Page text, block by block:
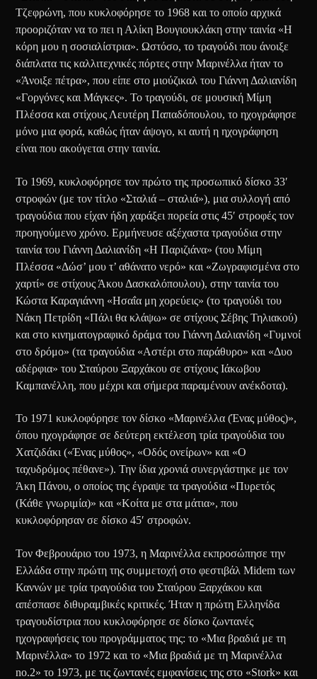
Τζεφρώνη, που κυκλοφόρησε το 1968 και το οποίο αρχικά
προοριζόταν να το πει η Αλίκη Βουγιουκλάκη στην ταινία «Η
κόρη μου η σοσιαλίστρια». Ωστόσο, το τραγούδι που άνοιξε
διάπλατα τις καλλιτεχνικές πόρτες στην Μαρινέλλα ήταν το
«Άνοιξε πέτρα», που είπε στο μιούζικαλ του Γιάννη Δαλιανίδη
«Γοργόνες και Μάγκες». Το τραγούδι, σε μουσική Μίμη
Πλέσσα και στίχους Λευτέρη Παπαδόπουλου, το ηχογράφησε
μόνο μια φορά, καθώς ήταν άψογο, κι αυτή η ηχογράφηση
είναι που ακούγεται στην ταινία.
Το 1969, κυκλοφόρησε τον πρώτο της προσωπικό δίσκο 33′
στροφών (με τον τίτλο «Σταλιά – σταλιά»), μια συλλογή από
τραγούδια που είχαν ήδη χαράξει πορεία στις 45′ στροφές τον
προηγούμενο χρόνο. Ερμήνευσε αξέχαστα τραγούδια στην
ταινία του Γιάννη Δαλιανίδη «Η Παριζιάνα» (του Μίμη
Πλέσσα «Δώσ’ μου τ’ αθάνατο νερό» και «Ζωγραφισμένα στο
χαρτί» σε στίχους Άκου Δασκαλόπουλου), στην ταινία του
Κώστα Καραγιάννη «Ησαΐα μη χορεύεις» (το τραγούδι του
Νάκη Πετρίδη «Πάλι θα κλάψω» σε στίχους Σέβης Τηλιακού)
και στο κινηματογραφικό δράμα του Γιάννη Δαλιανίδη «Γυμνοί
στο δρόμο» (τα τραγούδια «Αστέρι στο παράθυρο» και «Δυο
αδέρφια» του Σταύρου Ξαρχάκου σε στίχους Ιάκωβου
Καμπανέλλη, που μέχρι και σήμερα παραμένουν ανέκδοτα).
Το 1971 κυκλοφόρησε τον δίσκο «Μαρινέλλα (Ένας μύθος)»,
όπου ηχογράφησε σε δεύτερη εκτέλεση τρία τραγούδια του
Χατζιδάκι («Ένας μύθος», «Οδός ονείρων» και «Ο
ταχυδρόμος πέθανε»). Την ίδια χρονιά συνεργάστηκε με τον
Άκη Πάνου, ο οποίος της έγραψε τα τραγούδια «Πυρετός
(Κάθε γνωριμία)» και «Κοίτα με στα μάτια», που
κυκλοφόρησαν σε δίσκο 45′ στροφών.
Τον Φεβρουάριο του 1973, η Μαρινέλλα εκπροσώπησε την
Ελλάδα στην πρώτη της συμμετοχή στο φεστιβάλ Midem των
Καννών με τρία τραγούδια του Σταύρου Ξαρχάκου και
απέσπασε διθυραμβικές κριτικές. Ήταν η πρώτη Ελληνίδα
τραγουδίστρια που κυκλοφόρησε σε δίσκο ζωντανές
ηχογραφήσεις του προγράμματος της: το «Μια βραδιά με τη
Μαρινέλλα» το 1972 και το «Μια βραδιά με τη Μαρινέλλα
no.2» το 1973, με τις ζωντανές εμφανίσεις της στο «Stork» και